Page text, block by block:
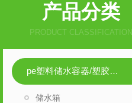
产品分类
PRODUCT CLASSIFICATION
pe塑料储水容器/塑胶储水容器
储水箱